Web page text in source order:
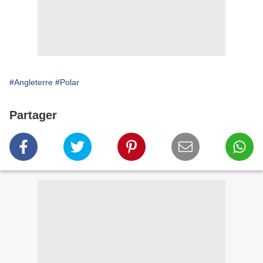
#Angleterre #Polar
Partager